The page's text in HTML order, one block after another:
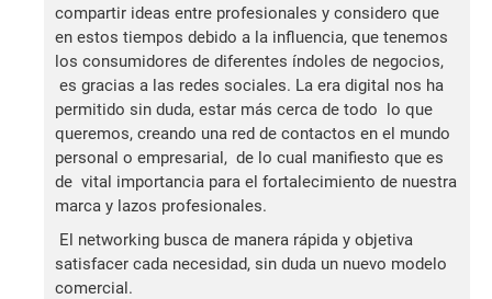
compartir ideas entre profesionales y considero que
en estos tiempos debido a la influencia, que tenemos
los consumidores de diferentes índoles de negocios,
es gracias a las redes sociales. La era digital nos ha
permitido sin duda, estar más cerca de todo lo que
queremos, creando una red de contactos en el mundo
personal o empresarial, de lo cual manifiesto que es
de vital importancia para el fortalecimiento de nuestra
marca y lazos profesionales.
El networking busca de manera rápida y objetiva
satisfacer cada necesidad, sin duda un nuevo modelo
comercial.